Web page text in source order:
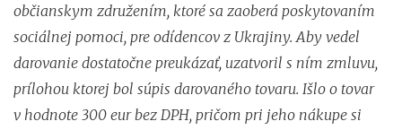
občianskym združením, ktoré sa zaoberá poskytovaním
sociálnej pomoci, pre odídencov z Ukrajiny. Aby vedel
darovanie dostatočne preukázať, uzatvoril s ním zmluvu,
prílohou ktorej bol súpis darovaného tovaru. Išlo o tovar
v hodnote 300 eur bez DPH, pričom pri jeho nákupe si